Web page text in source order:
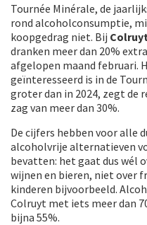
Tournée Minérale, de
rond alcoholconsumptie,
koopgedrag niet. Bij Colruyt
dranken meer dan 20%
afgelopen maand februari.
geïnteresseerd is in de
groter dan in 2024, zegt de
zag van meer dan 30%.
De cijfers hebben voor alle
alcoholvrije alternatieven
bevatten: het gaat dus wél
wijnen en bieren, niet over
kinderen bijvoorbeeld.
Colruyt met iets meer dan
bijna 55%.